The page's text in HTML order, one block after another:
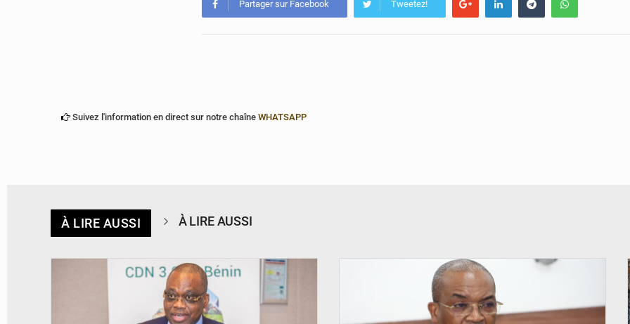
Partager sur Facebook Tweetez!
Suivez l'information en direct sur notre chaîne WHATSAPP
À LIRE AUSSI À LIRE AUSSI
© Ministère du Cadre de Vie et des Transports, chargé du Développement